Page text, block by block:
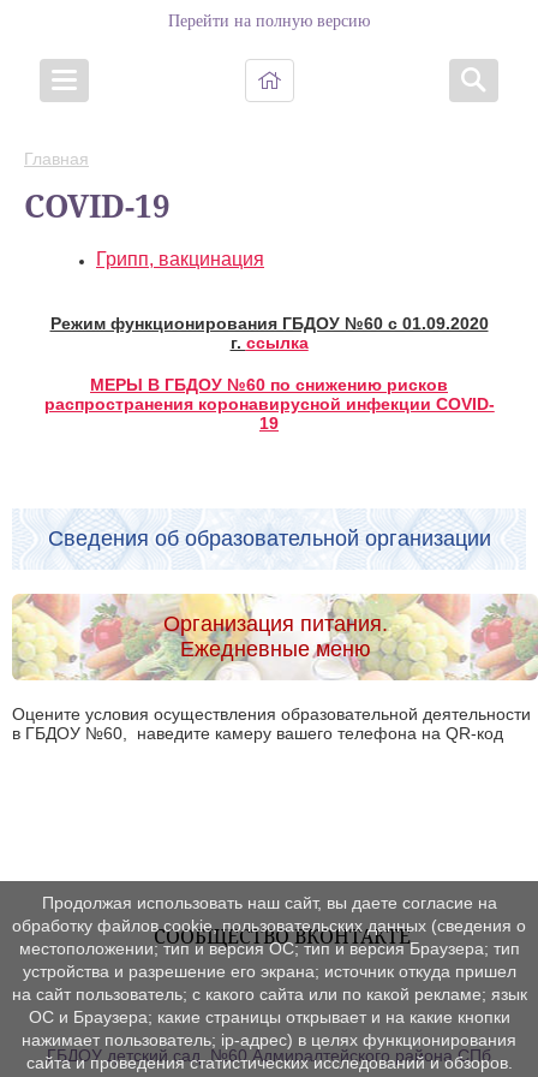
Перейти на полную версию
Главная
COVID-19
Грипп, вакцинация
Режим функционирования ГБДОУ №60 с 01.09.2020
г. ссылка
МЕРЫ В ГБДОУ №60 по снижению рисков
распространения коронавирусной инфекции COVID-
19
Сведения об образовательной организации
Организация питания.
Ежедневные меню
Оцените условия осуществления образовательной деятельности
в ГБДОУ №60, наведите камеру вашего телефона на QR-код
СООБЩЕСТВО ВКОНТАКТЕ
ГБДОУ детский сад №60 Адмиралтейского района СПб
Продолжая использовать наш сайт, вы даете согласие на
обработку файлов cookie, пользовательских данных (сведения о
местоположении; тип и версия ОС; тип и версия Браузера; тип
устройства и разрешение его экрана; источник откуда пришел
на сайт пользователь; с какого сайта или по какой рекламе; язык
ОС и Браузера; какие страницы открывает и на какие кнопки
нажимает пользователь; ip-адрес) в целях функционирования
сайта и проведения статистических исследований и обзоров.